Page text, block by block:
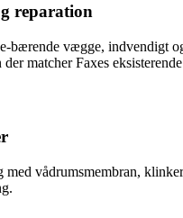
reparation
bærende vægge, indvendigt
matcher Faxes
med vådrumsmembran,